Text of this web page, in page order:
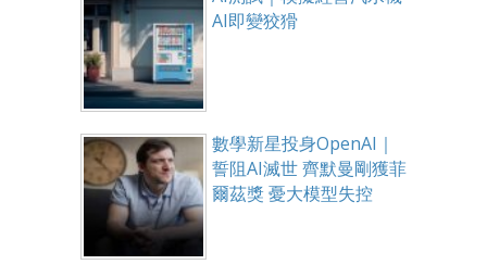
AI即變狡猾
數學新星投身OpenAI｜
誓阻AI滅世 齊默曼剛獲菲
爾茲獎 憂大模型失控